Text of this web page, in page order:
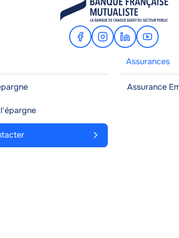
FacebookInstagram
LinkedinYoutube
Assurances
Assurance